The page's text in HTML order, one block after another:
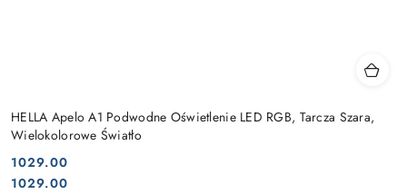
HELLA Apelo A1 Podwodne Oświetlenie LED RGB, Tarcza Szara,
Wielokolorowe Światło
Cena:
1029.00
Cena:
1029.00